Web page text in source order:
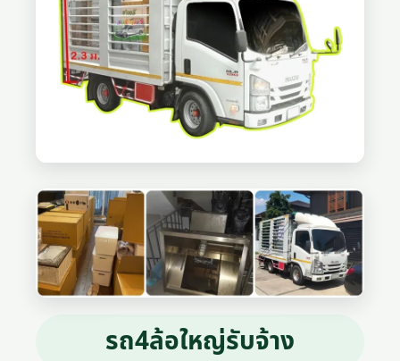
รถ4ล้อใหญ่รับจ้าง